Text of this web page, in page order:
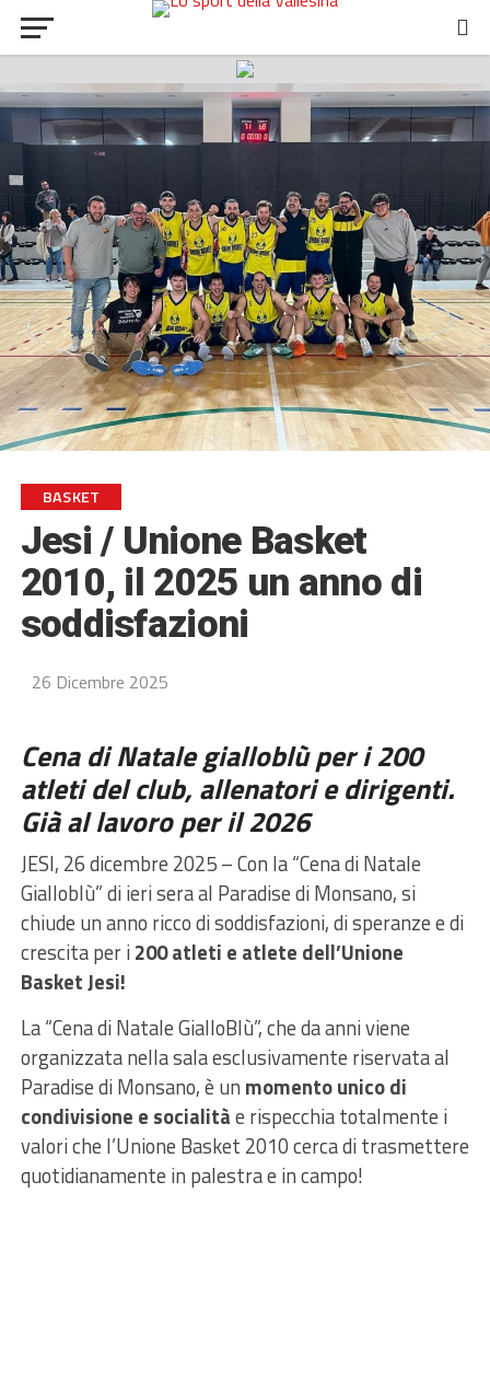
BASKET
Jesi / Unione Basket
2010, il 2025 un anno di
soddisfazioni
26 Dicembre 2025
Cena di Natale gialloblù per i 200
atleti del club, allenatori e dirigenti.
Già al lavoro per il 2026
JESI, 26 dicembre 2025 – Con la “Cena di Natale
Gialloblù” di ieri sera al Paradise di Monsano, si
chiude un anno ricco di soddisfazioni, di speranze e di
crescita per i200 atleti e atlete dell’Unione
Basket Jesi!
La “Cena di Natale GialloBlù”, che da anni viene
organizzata nella sala esclusivamente riservata al
Paradise di Monsano, è un momento unico di
condivisione e socialitàe rispecchia totalmente i
valori che l’Unione Basket 2010 cerca di trasmettere
quotidianamente in palestra e in campo!